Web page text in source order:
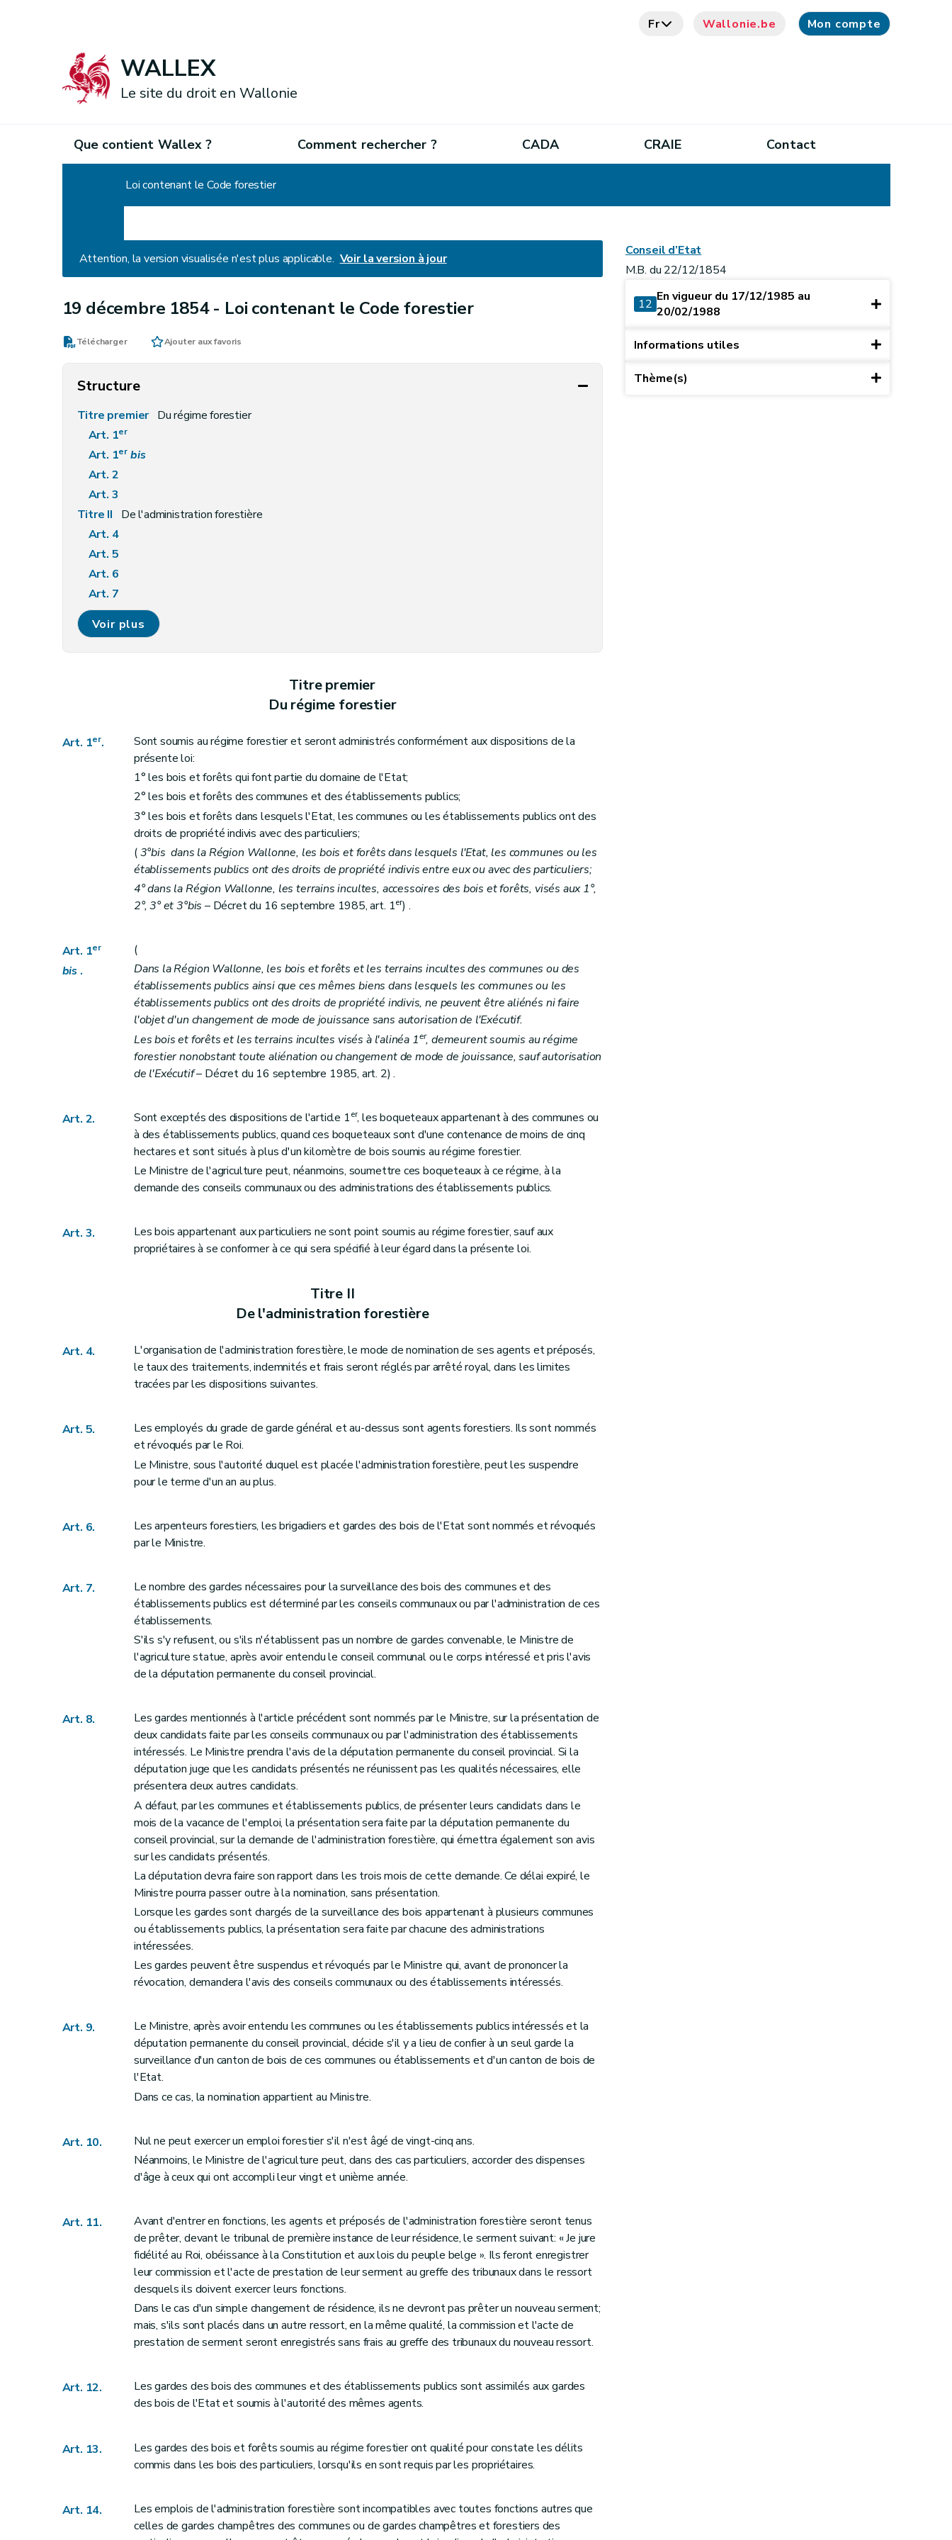
Fr Wallonie.be Mon compte
WALLEX
Le site du droit en Wallonie
Que contient Wallex ? Comment rechercher ? CADA CRAIE Contact
Loi contenant le Code forestier
Attention, la version visualisée n'est plus applicable. Voir la version à jour
19 décembre 1854 - Loi contenant le Code forestier
Télécharger Ajouter aux favoris
Structure
Titre premier Du régime forestier
Art. 1er
Art. 1er bis
Art. 2
Art. 3
Titre II
De l'administration forestière
Art. 4
Art. 5
Art. 6
Art. 7
Art. 8
Art. 9
Art. 24
Section 1 Dispositions générales
Art. 36
Art. 41
Art. 42
Art. 43
Section 2 Dispositions particulières aux bois indivis
Art. 45
Art. 46
Section 3 Dispositions particulières aux bois des communes et des établissements publics
Art. 48
Art. 49
Titre VI
Des exploitations
Section 1 Dispositions générales
Art. 51
Art. 52
Art. 53
Art. 56
Art. 57
Art. 58
Art. 59
Art. 60
Art. 61
Art. 62
Art. 63
Art. 64
Art. 66
Art. 67
Art. 68
Section 2 Dispositions applicables aux bois des communes seulement
Titre VII
Réarpentages et recolements
Art. 75
Titre VIII
Des adjudications et délivrances de la glandée, du panage, de la paisson, des chablis, bois de délits et autres produits forestiers
Des droits d'usage
Art. 84
Art. 85
Section 2 Dispositions relatives aux droits d'usage en bois seulement
Art. 90
Voir plus
Titre premier
Du régime forestier
Art. 1er.
Sont soumis au régime forestier et seront administrés conformément aux dispositions de la
présente loi:
1° les bois et forêts qui font partie du domaine de l'Etat;
2° les bois et forêts des communes et des établissements publics;
3° les bois et forêts dans lesquels l'Etat, les communes ou les établissements publics ont des
droits de propriété indivis avec des particuliers;
(3°bis dans la Région Wallonne, les bois et forêts dans lesquels l'Etat, les communes ou les
établissements publics ont des droits de propriété indivis entre eux ou avec des particuliers;
4° dans la Région Wallonne, les terrains incultes, accessoires des bois et forêts, visés aux 1°,
2°, 3° et 3°bis – Décret du 16 septembre 1985, art. 1er) .
Art. 1er
bis.
(
Dans la Région Wallonne, les bois et forêts et les terrains incultes des communes ou des
établissements publics ainsi que ces mêmes biens dans lesquels les communes ou les
établissements publics ont des droits de propriété indivis, ne peuvent être aliénés ni faire
l'objet d'un changement de mode de jouissance sans autorisation de l'Exécutif.
Les bois et forêts et les terrains incultes visés à l'alinéa 1er, demeurent soumis au régime
forestier nonobstant toute aliénation ou changement de mode de jouissance, sauf autorisation
de l'Exécutif– Décret du 16 septembre 1985, art. 2) .
Art. 2. Sont exceptés des dispositions de l'article 1er, les boqueteaux appartenant à des communes ou
à des établissements publics, quand ces boqueteaux sont d'une contenance de moins de cinq
hectares et sont situés à plus d'un kilomètre de bois soumis au régime forestier.
Le Ministre de l'agriculture peut, néanmoins, soumettre ces boqueteaux à ce régime, à la
demande des conseils communaux ou des administrations des établissements publics.
Art. 3.
Les bois appartenant aux particuliers ne sont point soumis au régime forestier, sauf aux
propriétaires à se conformer à ce qui sera spécifié à leur égard dans la présente loi.
Titre II
De l'administration forestière
Art. 4.
L'organisation de l'administration forestière, le mode de nomination de ses agents et préposés,
le taux des traitements, indemnités et frais seront réglés par arrêté royal, dans les limites
tracées par les dispositions suivantes.
Art. 5.
Les employés du grade de garde général et au-dessus sont agents forestiers. Ils sont nommés
et révoqués par le Roi.
Le Ministre, sous l'autorité duquel est placée l'administration forestière, peut les suspendre
pour le terme d'un an au plus.
Art. 6.
Les arpenteurs forestiers, les brigadiers et gardes des bois de l'Etat sont nommés et révoqués
par le Ministre.
Art. 7.
Le nombre des gardes nécessaires pour la surveillance des bois des communes et des
établissements publics est déterminé par les conseils communaux ou par l'administration de ces
établissements.
S'ils s'y refusent, ou s'ils n'établissent pas un nombre de gardes convenable, le Ministre de
l'agriculture statue, après avoir entendu le conseil communal ou le corps intéressé et pris l'avis
de la députation permanente du conseil provincial.
Art. 8.
Les gardes mentionnés à l'article précédent sont nommés par le Ministre, sur la présentation de
deux candidats faite par les conseils communaux ou par l'administration des établissements
intéressés. Le Ministre prendra l'avis de la députation permanente du conseil provincial. Si la
députation juge que les candidats présentés ne réunissent pas les qualités nécessaires, elle
présentera deux autres candidats.
A défaut, par les communes et établissements publics, de présenter leurs candidats dans le
mois de la vacance de l'emploi, la présentation sera faite par la députation permanente du
conseil provincial, sur la demande de l'administration forestière, qui émettra également son avis
sur les candidats présentés.
La députation devra faire son rapport dans les trois mois de cette demande. Ce délai expiré, le
Ministre pourra passer outre à la nomination, sans présentation.
Lorsque les gardes sont chargés de la surveillance des bois appartenant à plusieurs communes
ou établissements publics, la présentation sera faite par chacune des administrations
intéressées.
Les gardes peuvent être suspendus et révoqués par le Ministre qui, avant de prononcer la
révocation, demandera l'avis des conseils communaux ou des établissements intéressés.
Art. 9.
Le Ministre, après avoir entendu les communes ou les établissements publics intéressés et la
députation permanente du conseil provincial, décide s'il y a lieu de confier à un seul garde la
surveillance d'un canton de bois de ces communes ou établissements et d'un canton de bois de
l'Etat.
Dans ce cas, la nomination appartient au Ministre.
Art. 10.
Nul ne peut exercer un emploi forestier s'il n'est âgé de vingt-cinq ans.
Néanmoins, le Ministre de l'agriculture peut, dans des cas particuliers, accorder des dispenses
d'âge à ceux qui ont accompli leur vingt et unième année.
Art. 11.
Avant d'entrer en fonctions, les agents et préposés de l'administration forestière seront tenus
de prêter, devant le tribunal de première instance de leur résidence, le serment suivant: « Je jure
fidélité au Roi, obéissance à la Constitution et aux lois du peuple belge ». Ils feront enregistrer
leur commission et l'acte de prestation de leur serment au greffe des tribunaux dans le ressort
desquels ils doivent exercer leurs fonctions.
Dans le cas d'un simple changement de résidence, ils ne devront pas prêter un nouveau serment;
mais, s'ils sont placés dans un autre ressort, en la même qualité, la commission et l'acte de
prestation de serment seront enregistrés sans frais au greffe des tribunaux du nouveau ressort.
Art. 12.
Les gardes des bois des communes et des établissements publics sont assimilés aux gardes
des bois de l'Etat et soumis à l'autorité des mêmes agents.
Art. 13.
Les gardes des bois et forêts soumis au régime forestier ont qualité pour constate les délits
commis dans les bois des particuliers, lorsqu'ils en sont requis par les propriétaires.
Art. 14.
Les emplois de l'administration forestière sont incompatibles avec toutes fonctions autres que
celles de gardes champêtres des communes ou de gardes champêtres et forestiers des
Conseil d’Etat
M.B. du 22/12/1854
12 En vigueur du 17/12/1985 au
20/02/1988
Informations utiles
Thème(s)